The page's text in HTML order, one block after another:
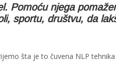
Pomoću njega
sportu, društvu, da
šta je to čuvena NLP